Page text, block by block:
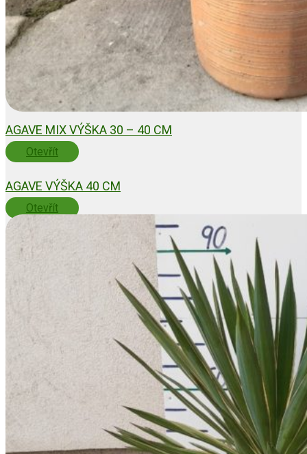
AGAVE MIX VÝŠKA 30 – 40 CM
Otevřít
AGAVE VÝŠKA 40 CM
Otevřít